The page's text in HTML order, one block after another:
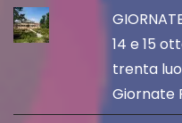
14 e 15
trenta
Giornate